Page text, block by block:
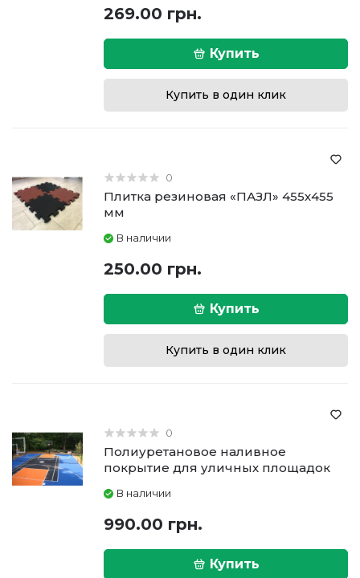
269.00 грн.
Купить
Купить в один клик
0
Плитка резиновая «ПАЗЛ» 455х455
мм
В наличии
250.00 грн.
Купить
Купить в один клик
0
Полиуретановое наливное
покрытие для уличных площадок
В наличии
990.00 грн.
Купить